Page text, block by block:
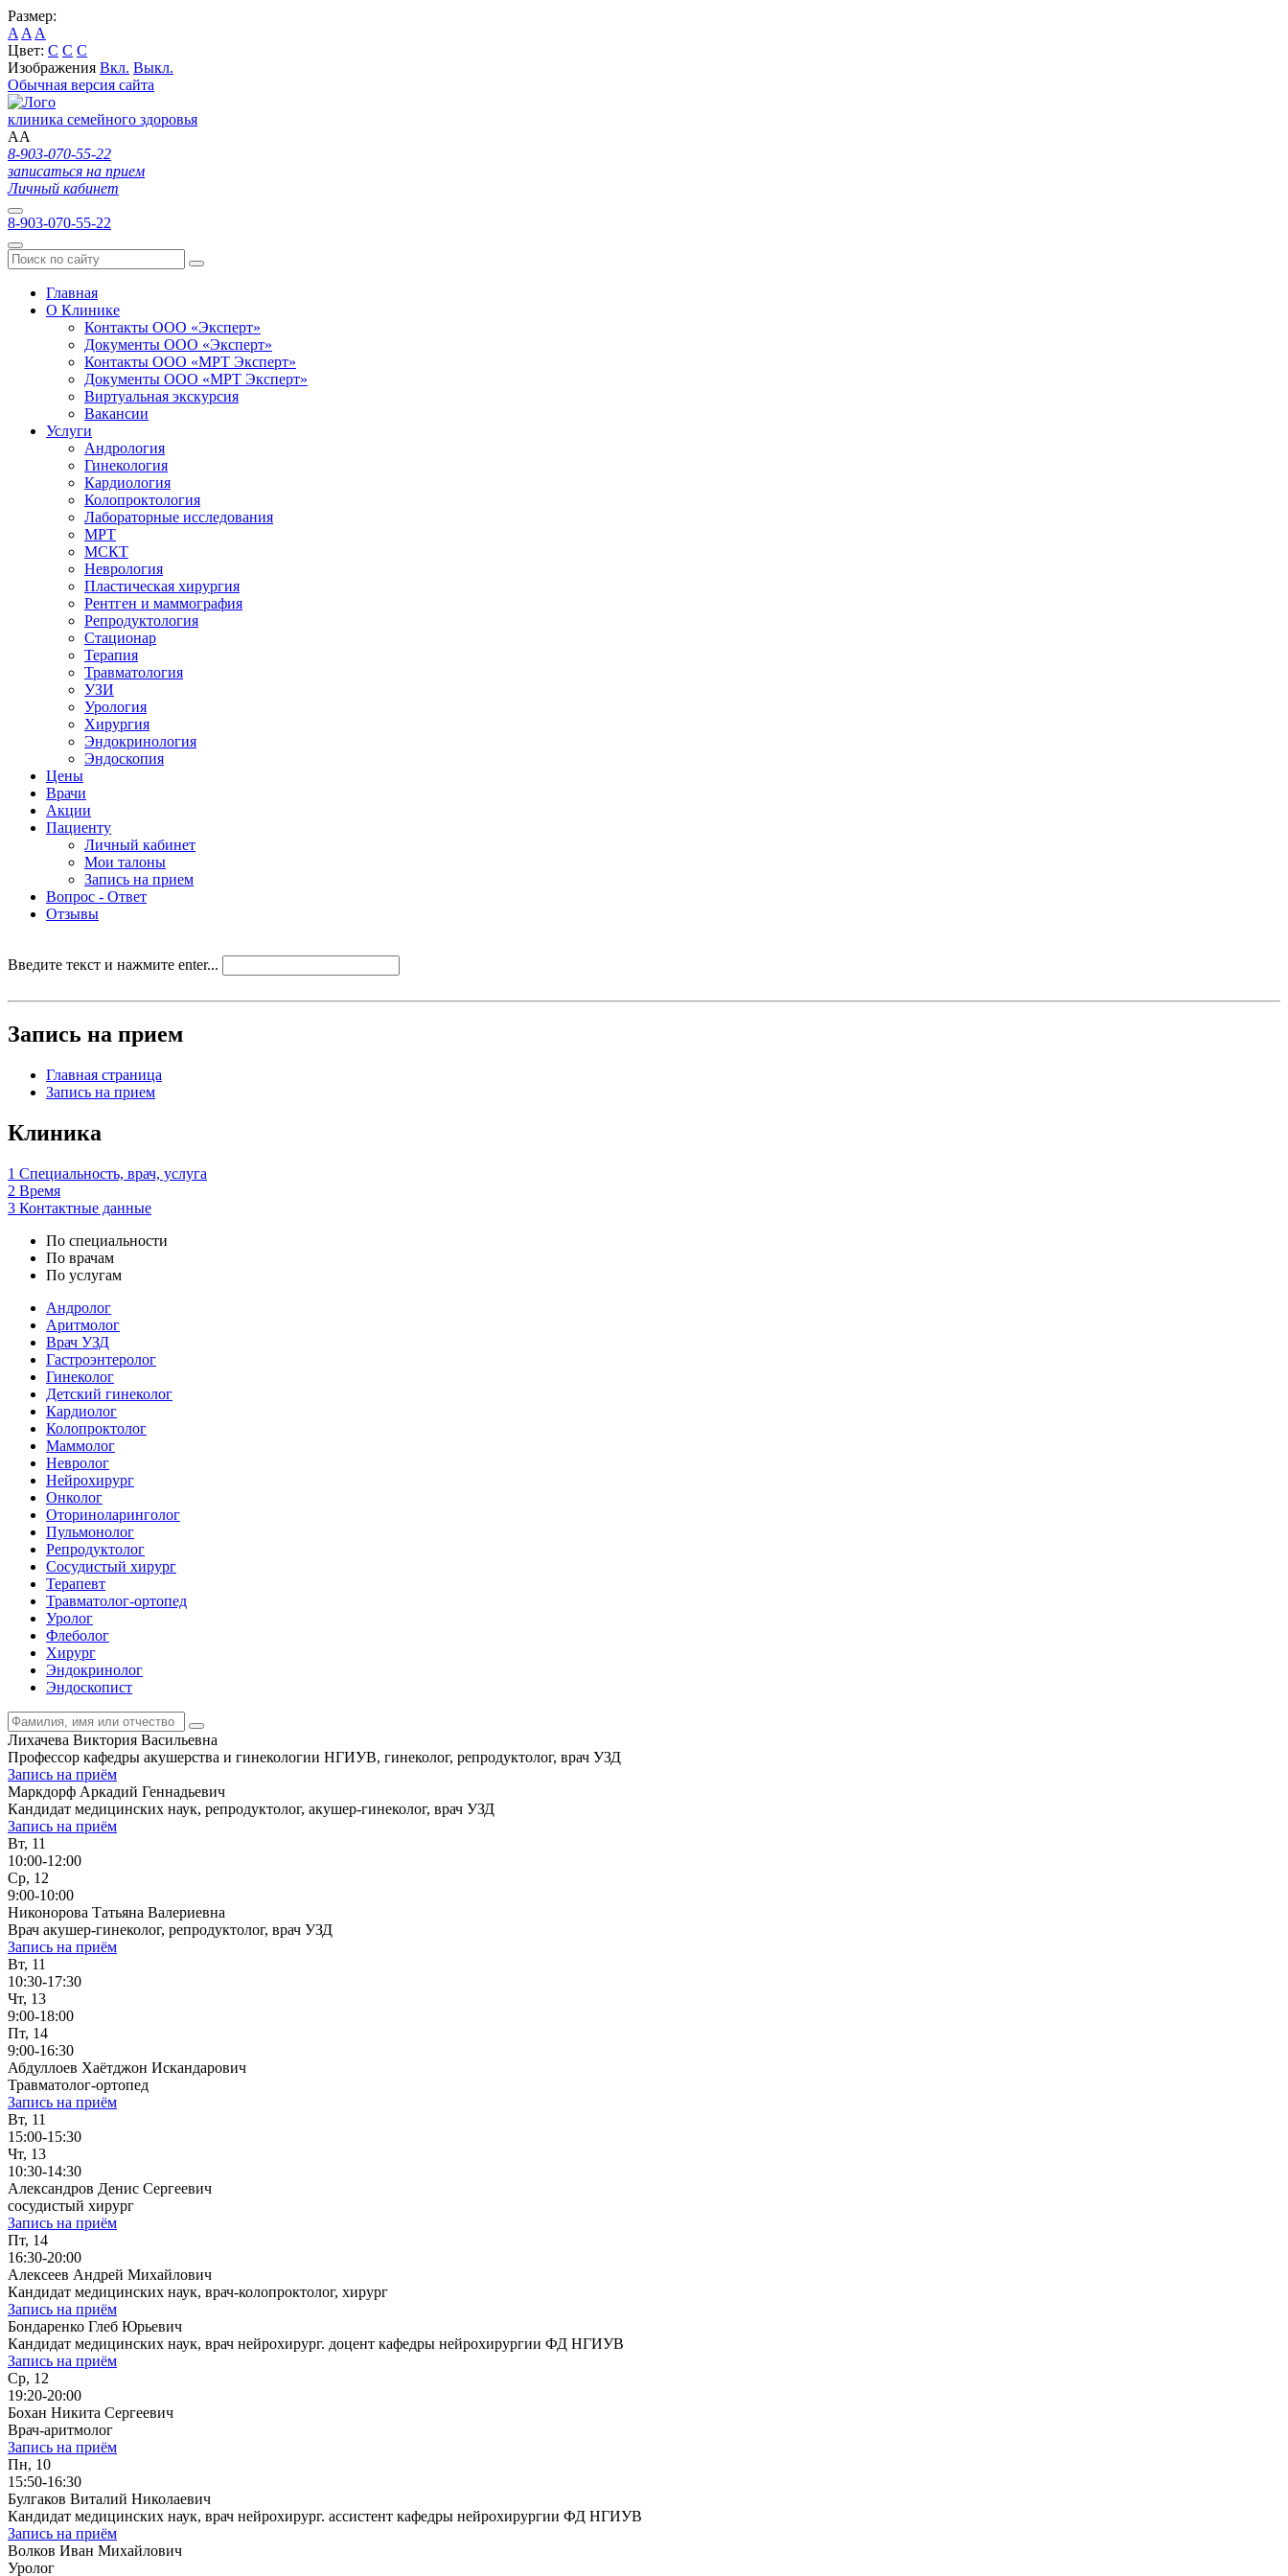
Размер:
A A A
Цвет: C C C
Изображения Вкл. Выкл.
Обычная версия сайта
клиника семейного здоровья
AA
8-903-070-55-22
записаться на прием
Личный кабинет
8-903-070-55-22
Главная
О Клинике
Контакты ООО «Эксперт»
Документы ООО «Эксперт»
Контакты ООО «МРТ Эксперт»
Документы ООО «МРТ Эксперт»
Виртуальная экскурсия
Вакансии
Услуги
Андрология
Гинекология
Кардиология
Колопроктология
Лабораторные исследования
МРТ
МСКТ
Неврология
Пластическая хирургия
Рентген и маммография
Репродуктология
Стационар
Терапия
Травматология
УЗИ
Урология
Хирургия
Эндокринология
Эндоскопия
Цены
Врачи
Акции
Пациенту
Личный кабинет
Мои талоны
Запись на прием
Вопрос - Ответ
Отзывы
Введите текст и нажмите enter...
Запись на прием
Главная страница
Запись на прием
Клиника
1 Специальность, врач, услуга
2 Время
3 Контактные данные
По специальности
По врачам
По услугам
Андролог
Аритмолог
Врач УЗД
Гастроэнтеролог
Гинеколог
Детский гинеколог
Кардиолог
Колопроктолог
Маммолог
Невролог
Нейрохирург
Онколог
Оториноларинголог
Пульмонолог
Репродуктолог
Сосудистый хирург
Терапевт
Травматолог-ортопед
Уролог
Флеболог
Хирург
Эндокринолог
Эндоскопист
Лихачева Виктория Васильевна
Профессор кафедры акушерства и гинекологии НГИУВ, гинеколог, репродуктолог, врач УЗД
Запись на приём
Маркдорф Аркадий Геннадьевич
Кандидат медицинских наук, репродуктолог, акушер-гинеколог, врач УЗД
Запись на приём
Вт, 11
10:00-12:00
Ср, 12
9:00-10:00
Никонорова Татьяна Валериевна
Врач акушер-гинеколог, репродуктолог, врач УЗД
Запись на приём
Вт, 11
10:30-17:30
Чт, 13
9:00-18:00
Пт, 14
9:00-16:30
Абдуллоев Хаётджон Искандарович
Травматолог-ортопед
Запись на приём
Вт, 11
15:00-15:30
Чт, 13
10:30-14:30
Александров Денис Сергеевич
сосудистый хирург
Запись на приём
Пт, 14
16:30-20:00
Алексеев Андрей Михайлович
Кандидат медицинских наук, врач-колопроктолог, хирург
Запись на приём
Бондаренко Глеб Юрьевич
Кандидат медицинских наук, врач нейрохирург. доцент кафедры нейрохирургии ФД НГИУВ
Запись на приём
Ср, 12
19:20-20:00
Бохан Никита Сергеевич
Врач-аритмолог
Запись на приём
Пн, 10
15:50-16:30
Булгаков Виталий Николаевич
Кандидат медицинских наук, врач нейрохирург. ассистент кафедры нейрохирургии ФД НГИУВ
Запись на приём
Волков Иван Михайлович
Уролог